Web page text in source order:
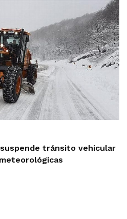
tránsito vehicular